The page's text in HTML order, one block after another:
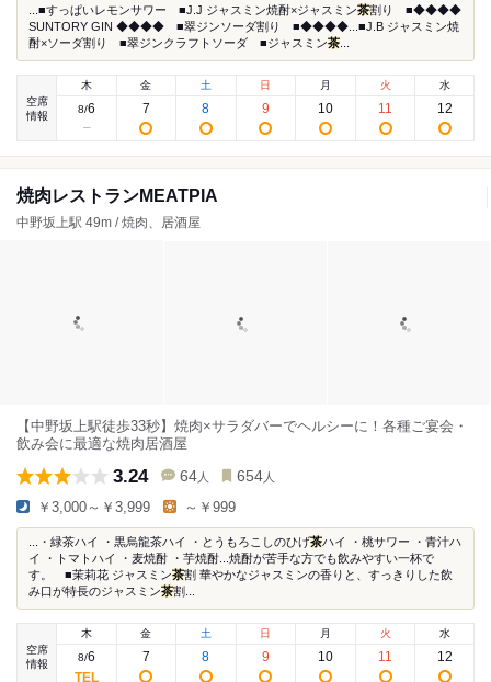
...■すっぱいレモンサワー ■J.J ジャスミン焼酎×ジャスミン茶割り ■◆◆◆◆
SUNTORY GIN ◆◆◆◆ ■翠ジンソーダ割り ■◆◆◆◆...■J.B ジャスミン焼
酎×ソーダ割り ■翠ジンクラフトソーダ ■ジャスミン茶
空席
情報
木
8/6
金
7
土
8
日
9
月
10
火
11
水
12
焼肉レストランMEATPIA
中野坂上駅 49m / 焼肉、居酒屋
【中野坂上駅徒歩33秒】焼肉×サラダバーでヘルシーに！各種ご宴会・
飲み会に最適な焼肉居酒屋
3.24 64 人 654 人
￥3,000～￥3,999 ～￥999
...・緑茶ハイ ・黒烏龍茶ハイ ・とうもろこしのひげ茶ハイ ・桃サワー ・青汁ハ
イ ・トマトハイ ・麦焼酎 ・芋焼酎...焼酎が苦手な方でも飲みやすい一杯で
す。 ■茉莉花 ジャスミン茶割 華やかなジャスミンの香りと、すっきりした飲
み口が特長のジャスミン茶割...
空席
情報
木
8/6
金
7
土
8
日
9
月
10
火
11
水
12